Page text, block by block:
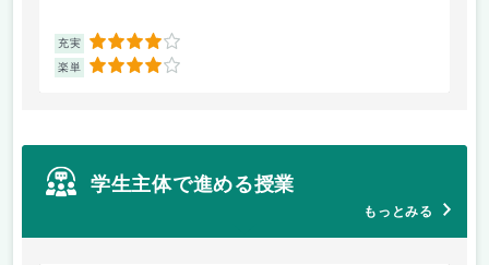
充実 4
楽単 4
学生主体で進める授業
もっとみる